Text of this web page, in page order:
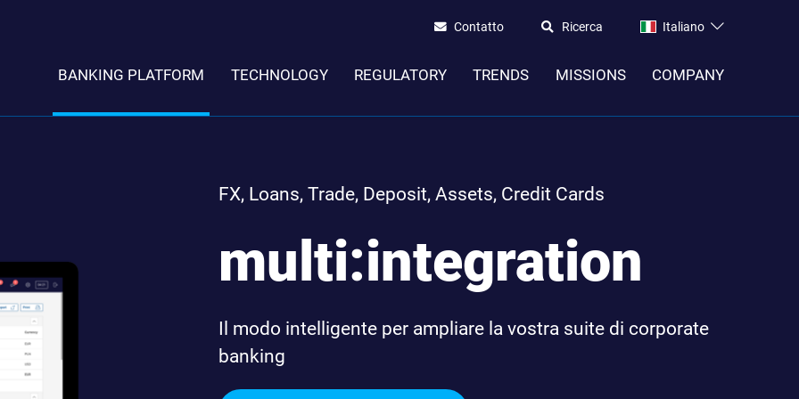
Contatto Ricerca Italiano
BANKING PLATFORM TECHNOLOGY REGULATORY TRENDS MISSIONS COMPANY
FX, Loans, Trade, Deposit, Assets, Credit Cards
multi:integration
Il modo intelligente per ampliare la vostra suite di corporate
banking